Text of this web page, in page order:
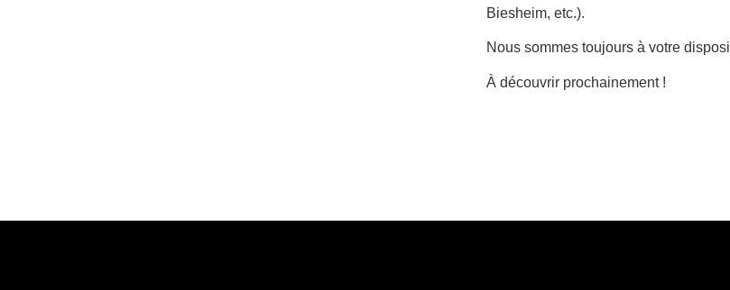
Biesheim, etc.).
Nous sommes toujours à votre
À découvrir prochainement !